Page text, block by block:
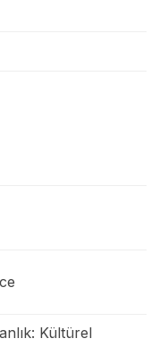
Kültürel